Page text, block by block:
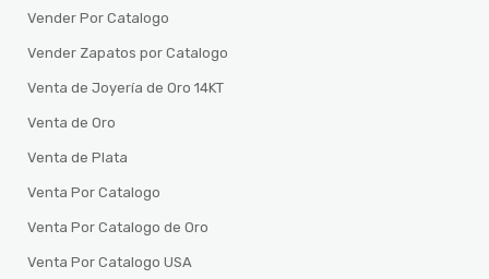
Vender Por Catalogo
Vender Zapatos por Catalogo
Venta de Joyería de Oro 14KT
Venta de Oro
Venta de Plata
Venta Por Catalogo
Venta Por Catalogo de Oro
Venta Por Catalogo USA